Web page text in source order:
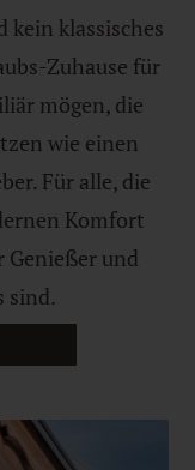
kein klassisches
Zuhause für
mögen, die
wie einen
Für alle, die
Komfort
und
sind.